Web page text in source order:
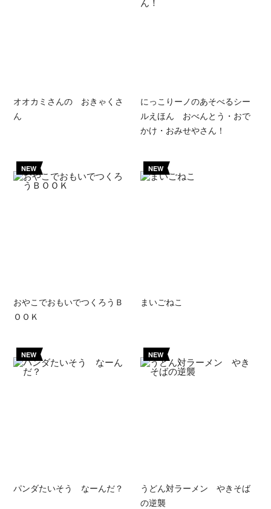
オオカミさんの おきゃくさ
ん
にっこりーノのあそべるシー
ルえほん おべんとう・おで
かけ・おみせやさん！
NEW
おやこでおもいでつくろうＢ
ＯＯＫ
NEW
まいごねこ
NEW
パンダたいそう なーんだ？
NEW
うどん対ラーメン やきそば
の逆襲